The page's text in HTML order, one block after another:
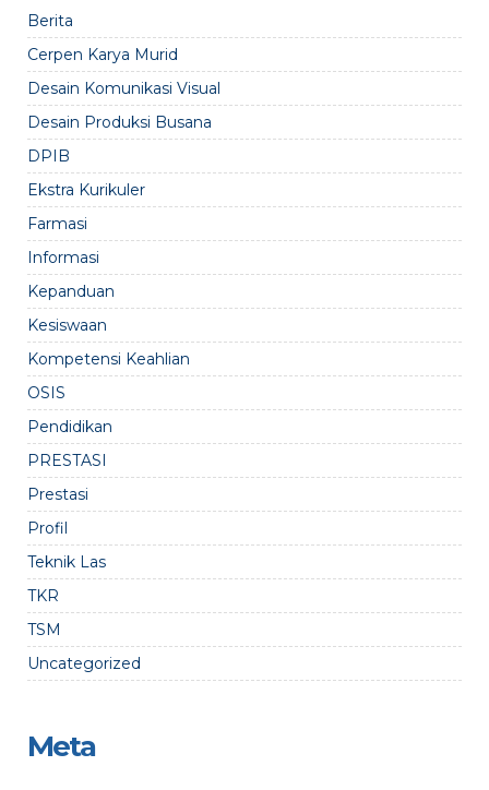
Berita
Cerpen Karya Murid
Desain Komunikasi Visual
Desain Produksi Busana
DPIB
Ekstra Kurikuler
Farmasi
Informasi
Kepanduan
Kesiswaan
Kompetensi Keahlian
OSIS
Pendidikan
PRESTASI
Prestasi
Profil
Teknik Las
TKR
TSM
Uncategorized
Meta